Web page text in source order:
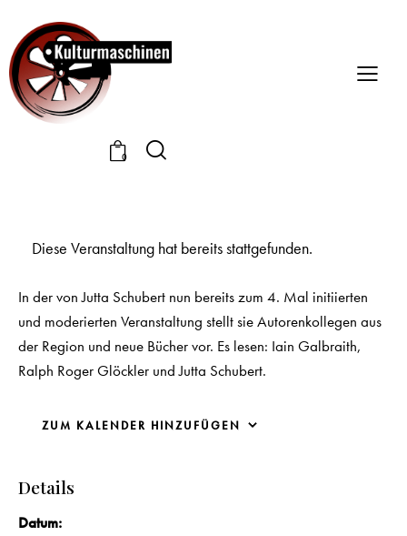
0
Diese Veranstaltung hat bereits stattgefunden.
In der von Jutta Schubert nun bereits zum 4. Mal initiierten
und moderierten Veranstaltung stellt sie Autorenkollegen aus
der Region und neue Bücher vor. Es lesen: Iain Galbraith,
Ralph Roger Glöckler und Jutta Schubert.
ZUM KALENDER HINZUFÜGEN
Details
Datum: